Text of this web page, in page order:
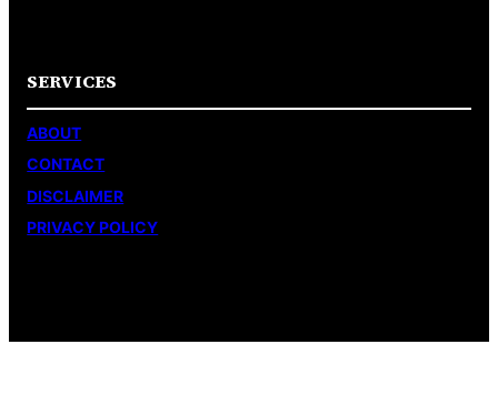
SERVICES
ABOUT
CONTACT
DISCLAIMER
PRIVACY POLICY